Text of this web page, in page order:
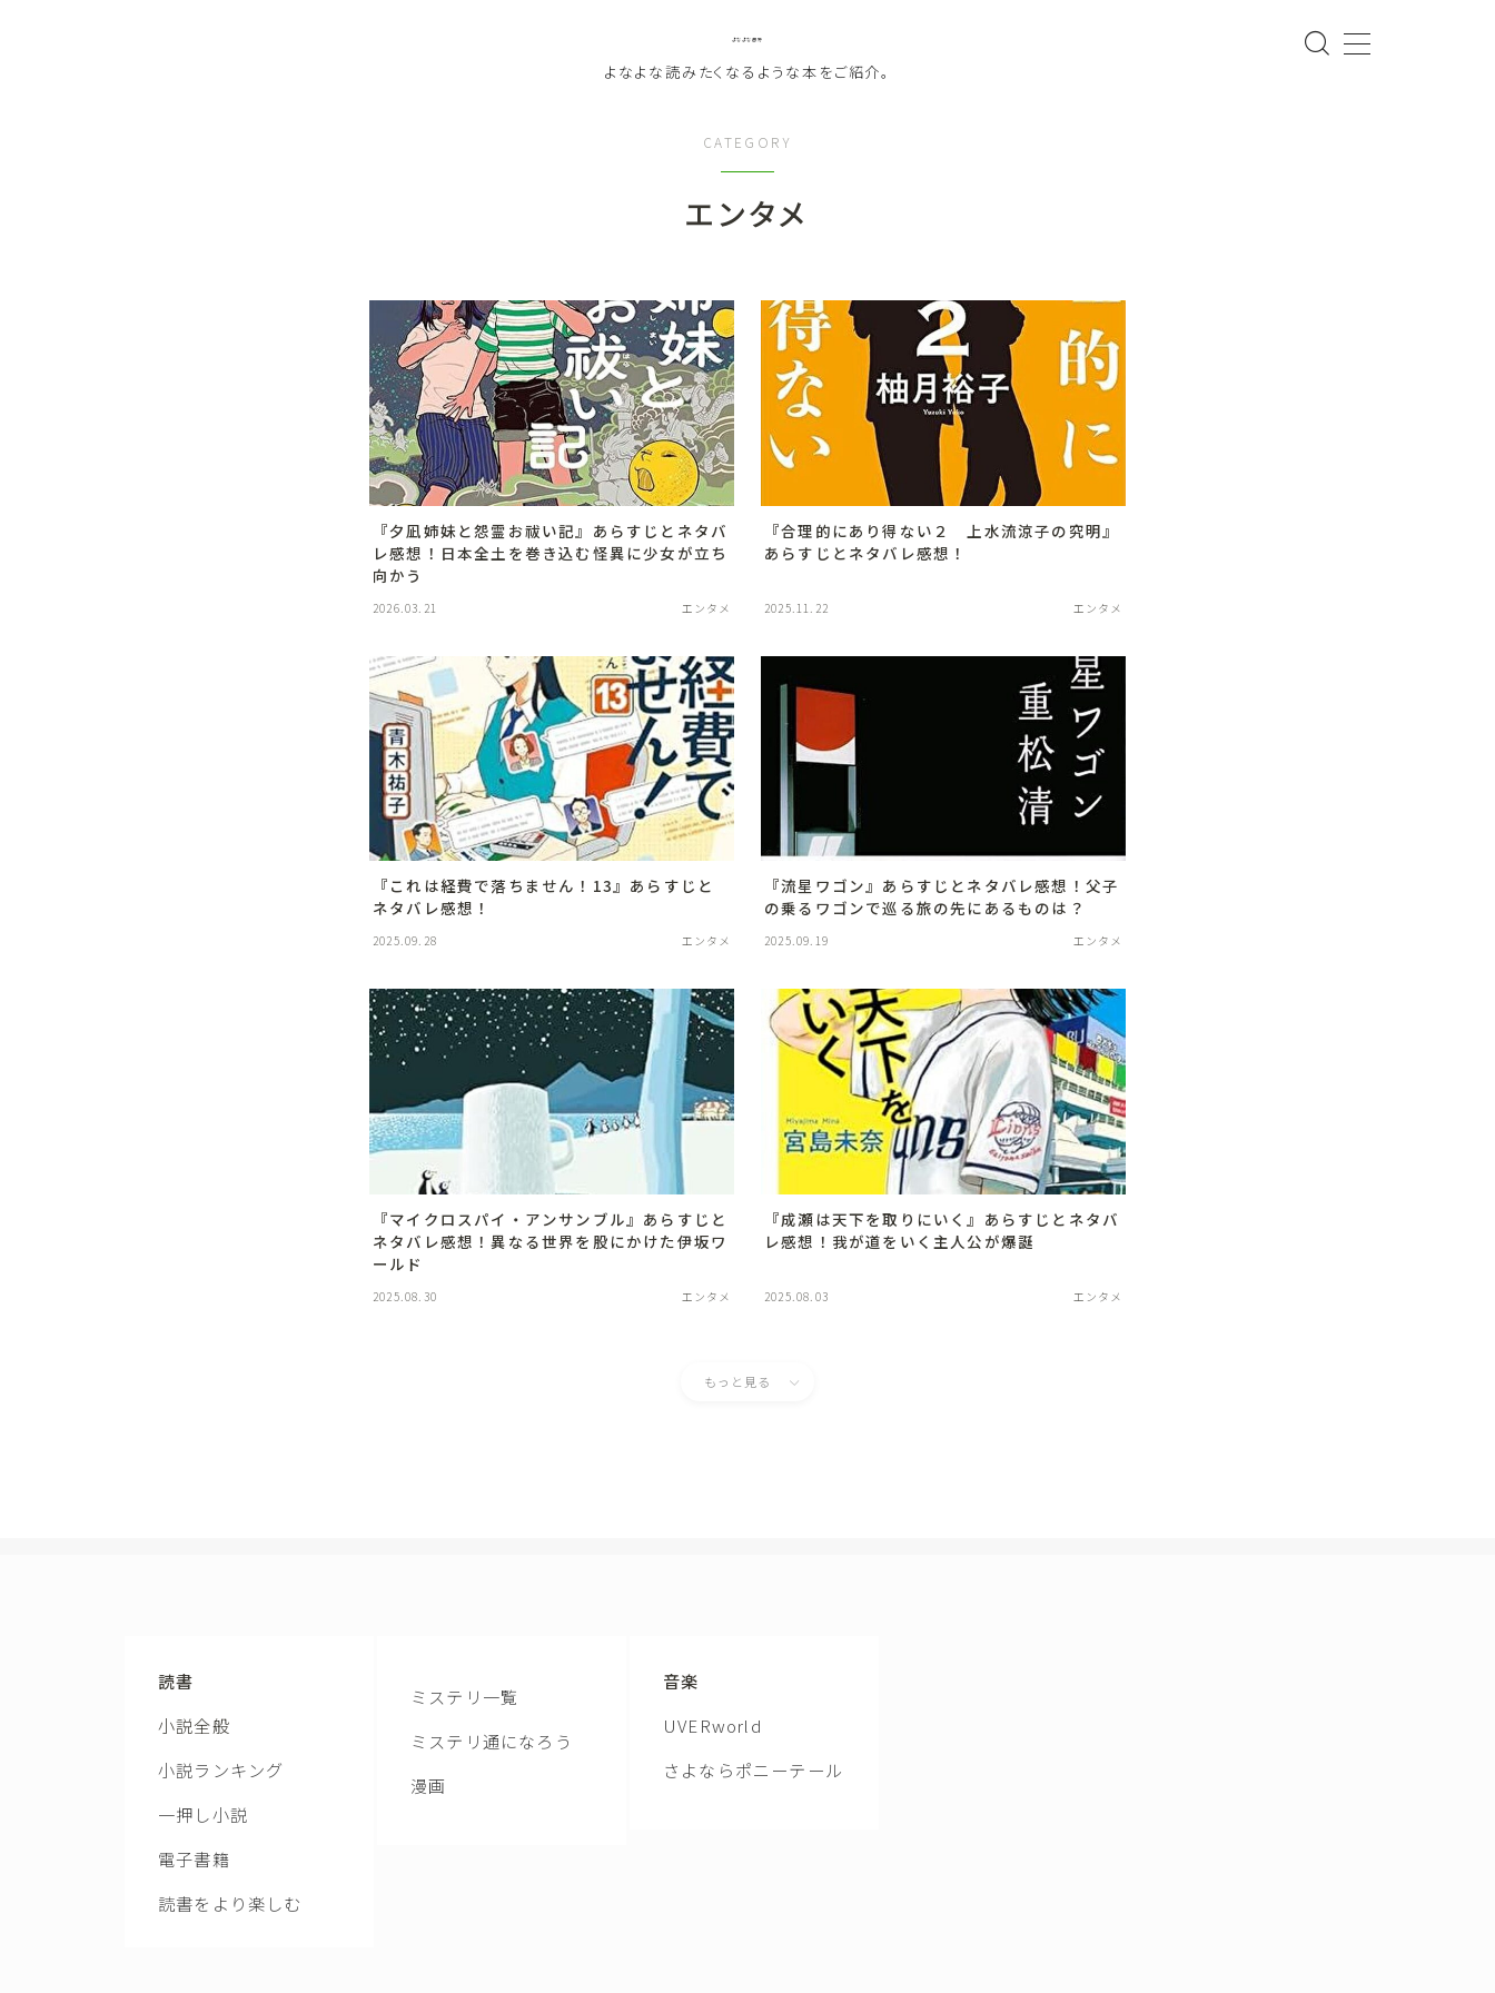
よなよな書房
よなよな読みたくなるような本をご紹介。
Genre
作者別おすすめ Author
評価 Evaluation
読書をより楽しむ
音楽 Music
CATEGORY
エンタメ
『夕凪姉妹と怨霊お祓い記』あらすじとネタバ
レ感想！日本全土を巻き込む怪異に少女が立ち
向かう
2026.03.21 エンタメ
『合理的にあり得ない２ 上水流涼子の究明』
あらすじとネタバレ感想！
2025.11.22 エンタメ
『これは経費で落ちません！13』あらすじと
ネタバレ感想！
2025.09.28 エンタメ
『流星ワゴン』あらすじとネタバレ感想！父子
の乗るワゴンで巡る旅の先にあるものは？
2025.09.19 エンタメ
『マイクロスパイ・アンサンブル』あらすじと
ネタバレ感想！異なる世界を股にかけた伊坂ワ
ールド
2025.08.30 エンタメ
『成瀬は天下を取りにいく』あらすじとネタバ
レ感想！我が道をいく主人公が爆誕
2025.08.03 エンタメ
もっと見る
読書
小説全般
小説ランキング
一押し小説
電子書籍
読書をより楽しむ
ミステリ一覧
ミステリ通になろう
漫画
音楽
UVERworld
さよならポニーテール